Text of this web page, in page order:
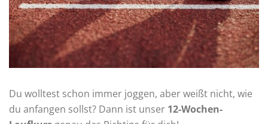
Du wolltest schon immer joggen, aber weißt nicht, wie
du anfangen sollst? Dann ist unser 12-Wochen-